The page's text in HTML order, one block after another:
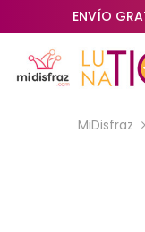
ENVÍO
MiDisfraz